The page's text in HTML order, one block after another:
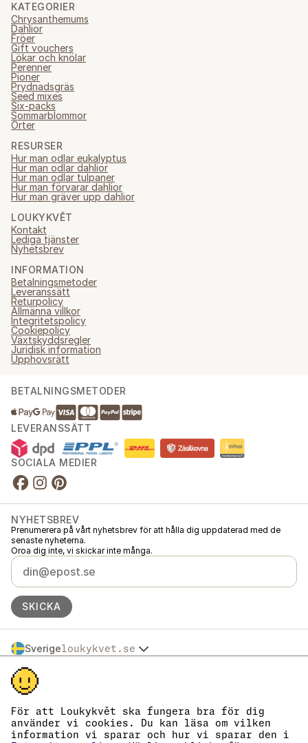
För att Loukykvět ska fungera bra för dig
använder vi cookies. Du kan läsa om vilken
information vi sparar och hur vi sparar den i
KATEGORIER
Chrysanthemums
Dahlior
Fröer
Gift vouchers
Lökar och knölar
Perenner
Pioner
Prydnadsgräs
Seed mixes
Six-packs
Sommarblommor
Örter
RESURSER
Hur man odlar eukalyptus
Hur man odlar dahlior
Hur man odlar tulpaner
Hur man förvarar dahlior
Hur man gräver upp dahlior
LOUKYKVĚT
Kontakt
Lediga tjänster
Nyhetsbrev
INFORMATION
Betalningsmetoder
Leveranssätt
Returpolicy
Allmänna villkor
Integritetspolicy
Cookiepolicy
Växtskyddsregler
Juridisk information
Upphovsrätt
BETALNINGSMETODER
LEVERANSSÄTT
SOCIALA MEDIER
NYHETSBREV
Prenumerera på vårt nyhetsbrev för att hålla dig uppdaterad med de
senaste nyheterna.
Oroa dig inte, vi skickar inte många.
SKICKA
Sverigeloukykvet.se
Slovensko
Polska
Österreich
Deutschland
France
© 2016 →
Loukykvět s.r.o. är registrerat i handelsregistret vid stadsdomstolen i
Vi är anslutna till EKO-KOM under nummer EKF00180493.
Vi använder registreringsnummer 0636 för att utfärda växtpass.
Vårt organisationsnummer är 05663687, momsregistreringsnummer är
CZ05663687.